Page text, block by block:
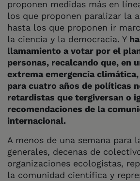
proponen medidas más en
los que proponen paralizar la
hasta los que proponen ir
la ciencia y la democracia. Y
llamamiento a votar por el
personas, recalcando que, en
extrema emergencia
para cuatro años de políticas
retardistas que tergiversan o
recomendaciones de la
internacional.
A menos de una semana para
generales, decenas de
organizaciones ecologistas,
la comunidad científica y